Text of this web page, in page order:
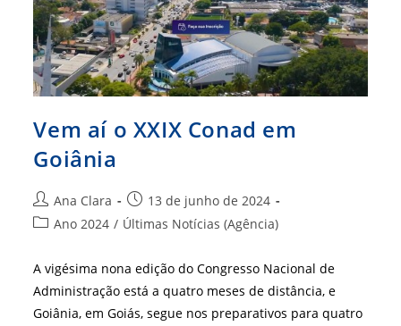
Vem aí o XXIX Conad em
Goiânia
Autor
do
Ana Clara
Post
publicado:
13 de junho de 2024
Categoria
post:
Ano 2024 / Últimas Notícias (Agência)
A vigésima nona edição do Congresso Nacional de
Administração está a quatro meses de distância, e
Goiânia, em Goiás, segue nos preparativos para quatro